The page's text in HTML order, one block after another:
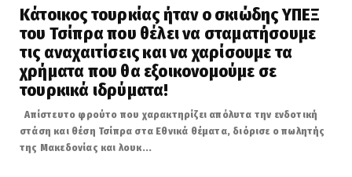
Κάτοικος τουρκίας ήταν ο σκιώδης ΥΠΕΞ
του Τσίπρα που θέλει να σταματήσουμε
τις αναχαιτίσεις και να χαρίσουμε τα
χρήματα που θα εξοικονομούμε σε
τουρκικά ιδρύματα!
Απίστευτο φρούτο που χαρακτηρίζει απόλυτα την ενδοτική
στάση και θέση Τσίπρα στα Εθνικά θέματα, διόρισε ο πωλητής
της Μακεδονίας και λουκ...